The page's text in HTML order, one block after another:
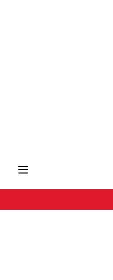
Buscar